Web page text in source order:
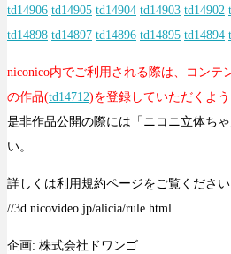
td14906 td14905 td14904 td14903 td14902
td14898 td14897 td14896 td14895 td14894
niconico内でご利用される際は、コンテ
の作品(td14712)を登録していただくよう
是非作品公開の際には「ニコニ立体ち
い。
詳しくは利用規約ページをご覧ください
//3d.nicovideo.jp/alicia/rule.html
企画: 株式会社ドワンゴ